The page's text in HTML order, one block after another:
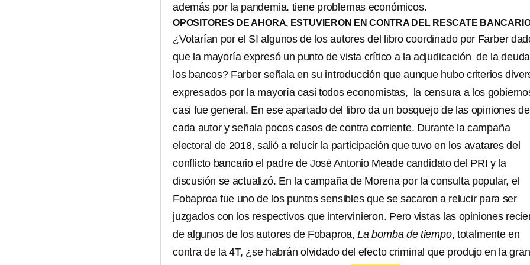
además por la pandemia. tiene problemas económicos.
OPOSITORES DE AHORA, ESTUVIERON EN CONTRA DEL RESCATE
¿Votarían por el SI algunos de los autores del libro coordinado por Farber
que la mayoría expresó un punto de vista crítico a la adjudicación de la
los bancos? Farber señala en su introducción que aunque hubo criterios
expresados por la mayoría casi todos economistas, la censura a los
casi fue general. En ese apartado del libro da un bosquejo de las opiniones de
cada autor y señala pocos casos de contra corriente. Durante la campaña
electoral de 2018, salió a relucir la participación que tuvo en los avatares del
conflicto bancario el padre de José Antonio Meade candidato del PRI y la
discusión se actualizó. En la campaña de Morena por la consulta popular, el
Fobaproa fue uno de los puntos sensibles que se sacaron a relucir para ser
juzgados con los respectivos que intervinieron. Pero vistas las opiniones
de algunos de los autores de Fobaproa,La bomba de tiempo, totalmente en
contra de la 4T, ¿se habrán olvidado del efecto criminal que produjo en la gran